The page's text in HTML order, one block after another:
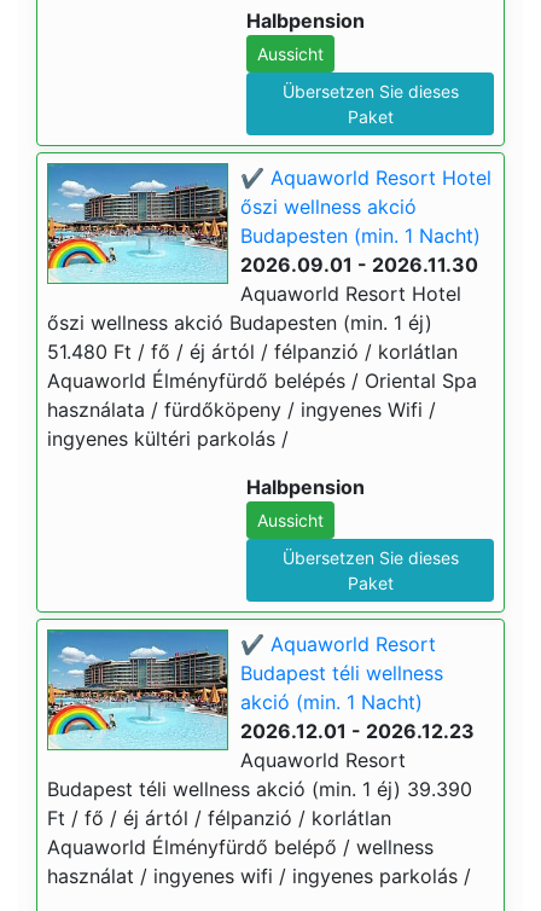
Halbpension
Aussicht
Übersetzen Sie dieses
Paket
✔️ Aquaworld Resort Hotel
őszi wellness akció
Budapesten (min. 1 Nacht)
2026.09.01 - 2026.11.30
Aquaworld Resort Hotel
őszi wellness akció Budapesten (min. 1 éj)
51.480 Ft / fő / éj ártól / félpanzió / korlátlan
Aquaworld Élményfürdő belépés / Oriental Spa
használata / fürdőköpeny / ingyenes Wifi /
ingyenes kültéri parkolás /
Halbpension
Aussicht
Übersetzen Sie dieses
Paket
✔️ Aquaworld Resort
Budapest téli wellness
akció (min. 1 Nacht)
2026.12.01 - 2026.12.23
Aquaworld Resort
Budapest téli wellness akció (min. 1 éj) 39.390
Ft / fő / éj ártól / félpanzió / korlátlan
Aquaworld Élményfürdő belépő / wellness
használat / ingyenes wifi / ingyenes parkolás /